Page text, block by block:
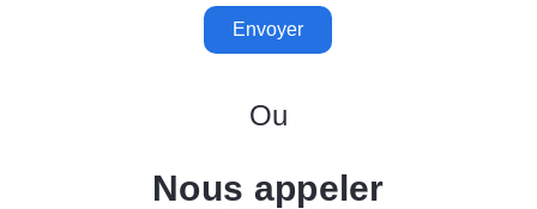
Envoyer
Ou
Nous appeler